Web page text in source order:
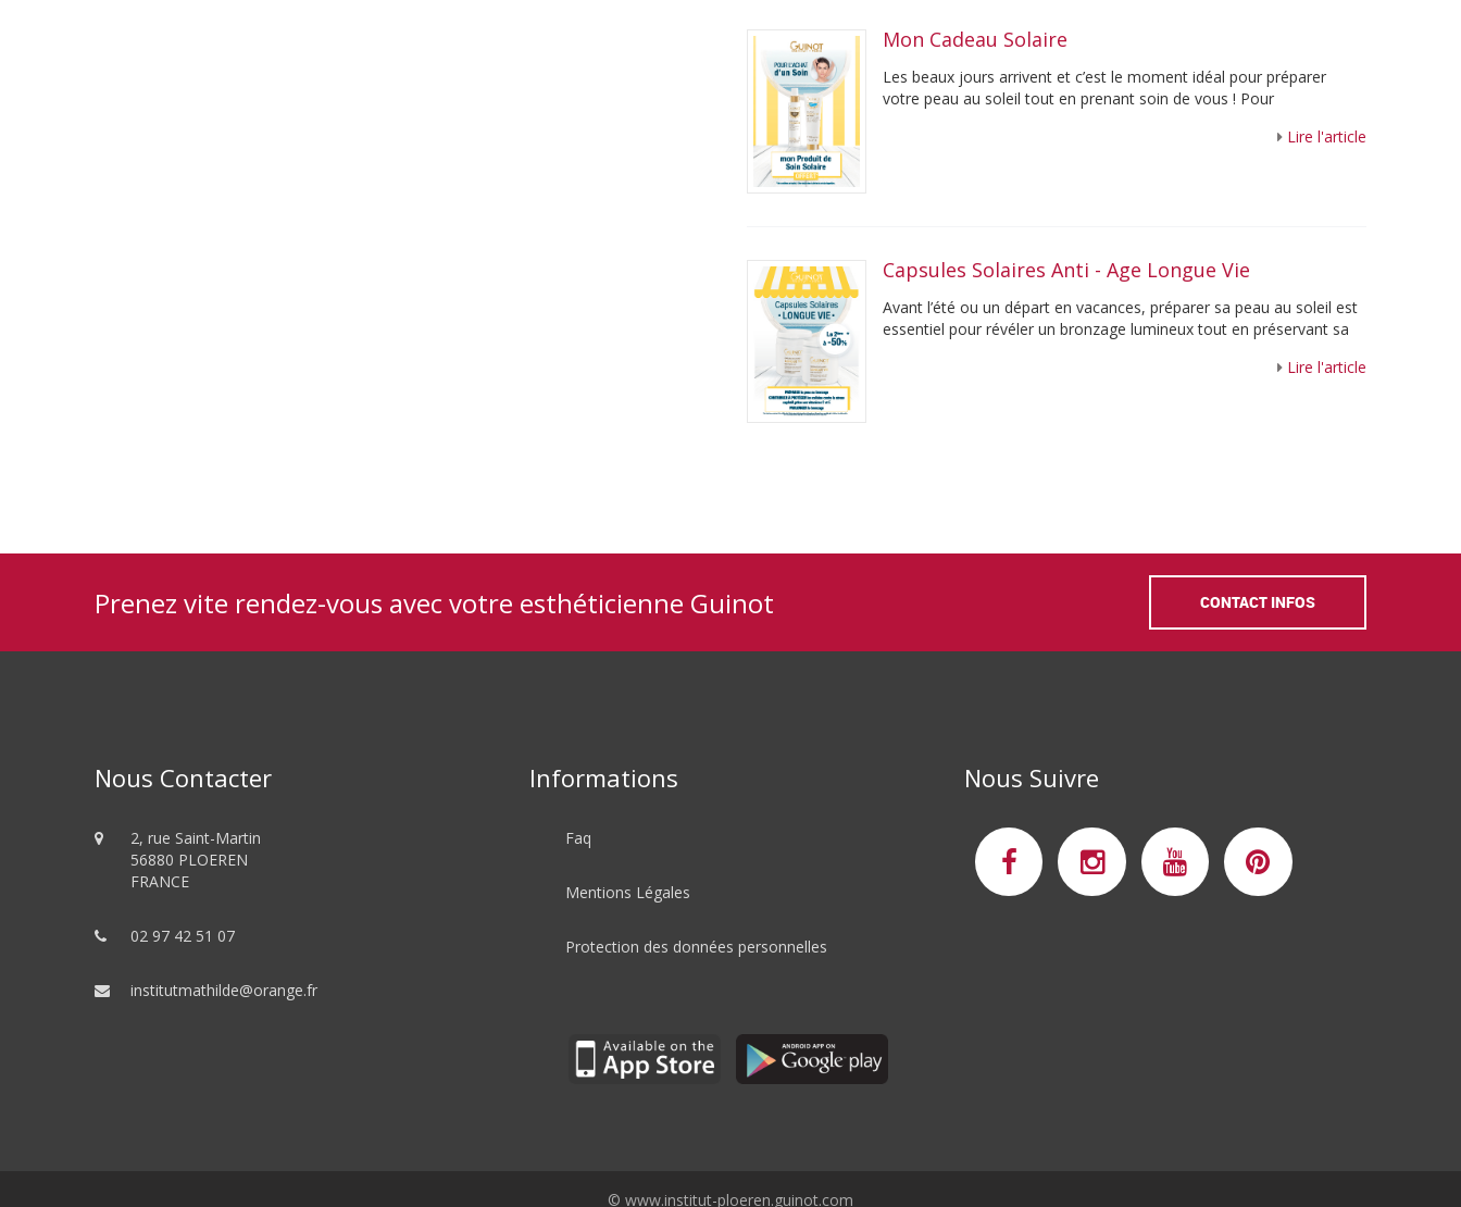
Mon Cadeau Solaire
Les beaux jours arrivent et c’est le moment idéal pour préparer
votre peau au soleil tout en prenant soin de vous ! Pour
Lire l'article
Capsules Solaires Anti - Age Longue Vie
Avant l’été ou un départ en vacances, préparer sa peau au soleil est
essentiel pour révéler un bronzage lumineux tout en préservant sa
Lire l'article
CONTACT INFOS
Prenez vite rendez-vous avec votre esthéticienne Guinot
Nous Contacter
2, rue Saint-Martin
56880 PLOEREN
FRANCE
02 97 42 51 07
institutmathilde@orange.fr
Informations
Faq
Mentions Légales
Protection des données personnelles
Nous Suivre
© www.institut-ploeren.guinot.com